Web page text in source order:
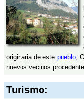
originaria de este pueblo,
nuevos vecinos
Turismo: